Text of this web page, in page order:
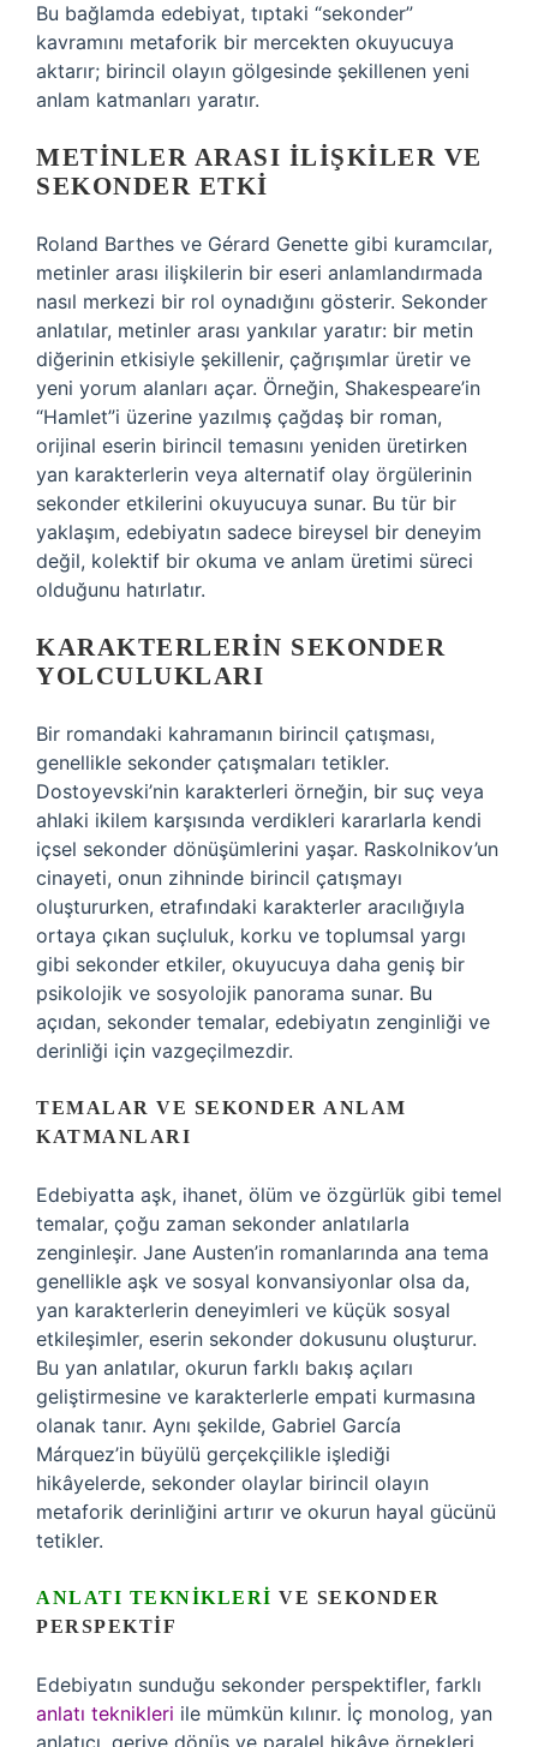
Bu bağlamda edebiyat, tıptaki “sekonder”
kavramını metaforik bir mercekten okuyucuya
aktarır; birincil olayın gölgesinde şekillenen yeni
anlam katmanları yaratır.
METINLER ARASI İLIŞKILER VE
SEKONDER ETKI
Roland Barthes ve Gérard Genette gibi kuramcılar,
metinler arası ilişkilerin bir eseri anlamlandırmada
nasıl merkezi bir rol oynadığını gösterir. Sekonder
anlatılar, metinler arası yankılar yaratır: bir metin
diğerinin etkisiyle şekillenir, çağrışımlar üretir ve
yeni yorum alanları açar. Örneğin, Shakespeare’in
“Hamlet”i üzerine yazılmış çağdaş bir roman,
orijinal eserin birincil temasını yeniden üretirken
yan karakterlerin veya alternatif olay örgülerinin
sekonder etkilerini okuyucuya sunar. Bu tür bir
yaklaşım, edebiyatın sadece bireysel bir deneyim
değil, kolektif bir okuma ve anlam üretimi süreci
olduğunu hatırlatır.
KARAKTERLERIN SEKONDER
YOLCULUKLARI
Bir romandaki kahramanın birincil çatışması,
genellikle sekonder çatışmaları tetikler.
Dostoyevski’nin karakterleri örneğin, bir suç veya
ahlaki ikilem karşısında verdikleri kararlarla kendi
içsel sekonder dönüşümlerini yaşar. Raskolnikov’un
cinayeti, onun zihninde birincil çatışmayı
oluştururken, etrafındaki karakterler aracılığıyla
ortaya çıkan suçluluk, korku ve toplumsal yargı
gibi sekonder etkiler, okuyucuya daha geniş bir
psikolojik ve sosyolojik panorama sunar. Bu
açıdan, sekonder temalar, edebiyatın zenginliği ve
derinliği için vazgeçilmezdir.
TEMALAR VE SEKONDER ANLAM
KATMANLARI
Edebiyatta aşk, ihanet, ölüm ve özgürlük gibi temel
temalar, çoğu zaman sekonder anlatılarla
zenginleşir. Jane Austen’in romanlarında ana tema
genellikle aşk ve sosyal konvansiyonlar olsa da,
yan karakterlerin deneyimleri ve küçük sosyal
etkileşimler, eserin sekonder dokusunu oluşturur.
Bu yan anlatılar, okurun farklı bakış açıları
geliştirmesine ve karakterlerle empati kurmasına
olanak tanır. Aynı şekilde, Gabriel García
Márquez’in büyülü gerçekçilikle işlediği
hikâyelerde, sekonder olaylar birincil olayın
metaforik derinliğini artırır ve okurun hayal gücünü
tetikler.
ANLATI TEKNIKLERI VE SEKONDER
PERSPEKTIF
Edebiyatın sunduğu sekonder perspektifler, farklı
anlatı teknikleri ile mümkün kılınır. İç monolog, yan
anlatıcı, geriye dönüş ve paralel hikâye örnekleri,